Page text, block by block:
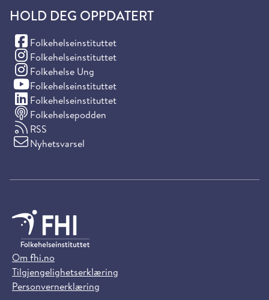
HOLD DEG OPPDATERT
Folkehelseinstituttet
(Facebook)
Folkehelseinstituttet
(Instagram)
Folkehelse Ung
(Instagram)
Folkehelseinstituttet
(YouTube)
Folkehelseinstituttet
(LinkedIn)
Folkehelsepodden
RSS
Nyhetsvarsel
Om fhi.no
Tilgjengelighetserklæring
Personvernerklæring